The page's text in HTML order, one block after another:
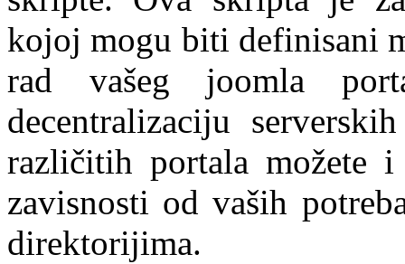
kojoj mogu biti definisani
rad vašeg joomla
decentralizaciju
različitih portala možete
zavisnosti od vaših
direktorijima.